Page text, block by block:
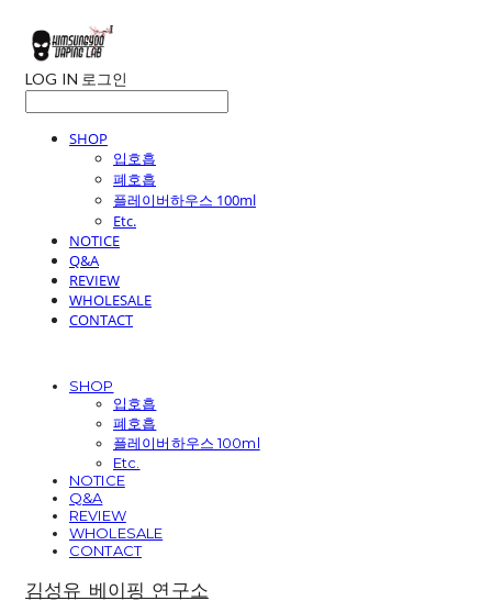
LOG IN 로그인
SHOP
입호흡
폐호흡
플레이버하우스 100ml
Etc.
NOTICE
Q&A
REVIEW
WHOLESALE
CONTACT
SHOP
입호흡
폐호흡
플레이버하우스 100ml
Etc.
NOTICE
Q&A
REVIEW
WHOLESALE
CONTACT
김성유 베이핑 연구소